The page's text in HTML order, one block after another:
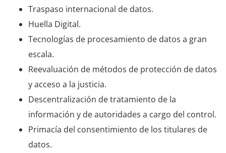
Traspaso internacional de datos.
Huella Digital.
Tecnologías de procesamiento de datos a gran
escala.
Reevaluación de métodos de protección de datos
y acceso a la justicia.
Descentralización de tratamiento de la
información y de autoridades a cargo del control.
Primacía del consentimiento de los titulares de
datos.